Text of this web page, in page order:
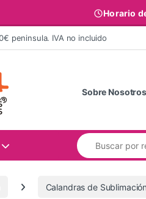
Horario
peninsula. IVA no incluido
Sobre Nosotros
Buscar:
Calandras de Sublimación